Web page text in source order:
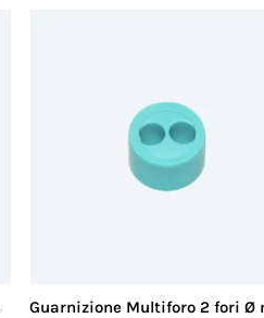
Guarnizione Multiforo 2 fori Ø